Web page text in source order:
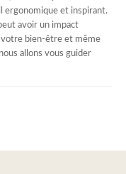
ergonomique et inspirant.
avoir un impact
bien-être et même
allons vous guider